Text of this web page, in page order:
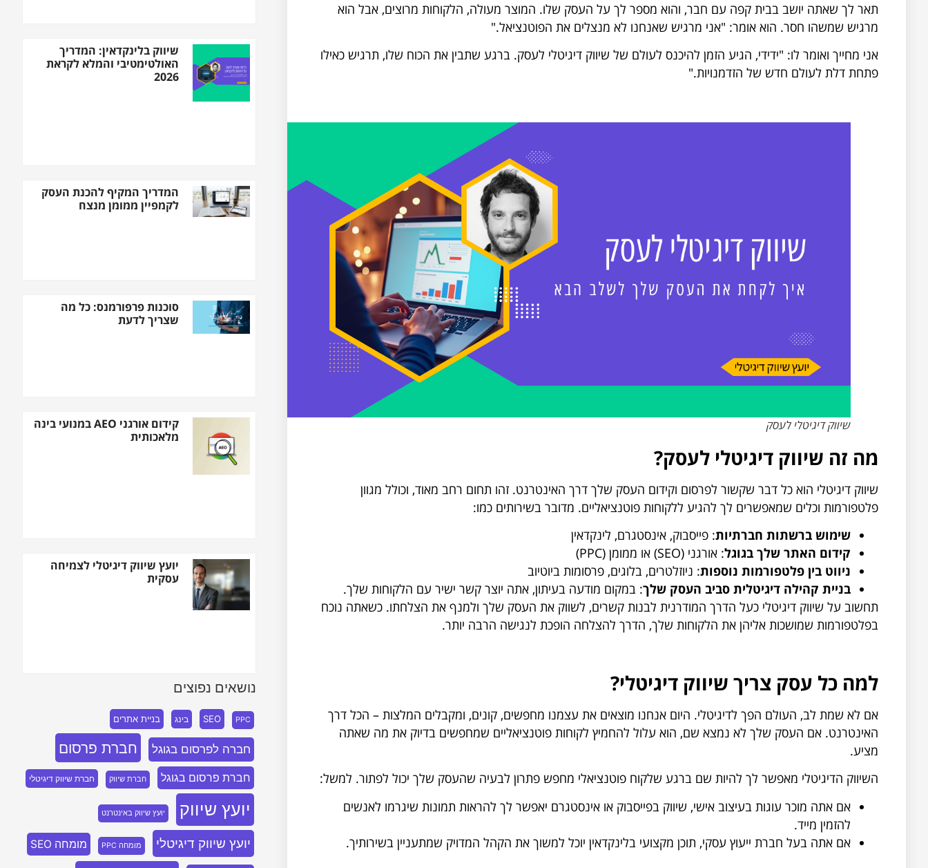
תאר לך שאתה יושב בבית קפה עם חבר, והוא מספר לך על העסק שלו. המוצר מעולה, הלקוחות מרוצים, אבל הוא
מרגיש שמשהו חסר. הוא אומר: "אני מרגיש שאנחנו לא מנצלים את הפוטנציאל."
אני מחייך ואומר לו: "ידידי, הגיע הזמן להיכנס לעולם של שיווק דיגיטלי לעסק. ברגע שתבין את הכוח שלו, תרגיש כאילו
פתחת דלת לעולם חדש של הזדמנויות."
שיווק דיגיטלי לעסק
מה זה שיווק דיגיטלי לעסק?
שיווק דיגיטלי הוא כל דבר שקשור לפרסום וקידום העסק שלך דרך האינטרנט. זהו תחום רחב מאוד, וכולל מגוון
פלטפורמות וכלים שמאפשרים לך להגיע ללקוחות פוטנציאליים. מדובר בשירותים כמו:
שימוש ברשתות חברתיות: פייסבוק, אינסטגרם, לינקדאין
קידום האתר שלך בגוגל: אורגני (SEO) או ממומן (PPC)
ניווט בין פלטפורמות נוספות: ניוזלטרים, בלוגים, פרסומות ביוטיוב
בניית קהילה דיגיטלית סביב העסק שלך: במקום מודעה בעיתון, אתה יוצר קשר ישיר עם הלקוחות שלך.
תחשוב על שיווק דיגיטלי כעל הדרך המודרנית לבנות קשרים, לשווק את העסק שלך ולמנף את הצלחתו. כשאתה נוכח
בפלטפורמות שמושכות אליהן את הלקוחות שלך, הדרך להצלחה הופכת לנגישה הרבה יותר.
למה כל עסק צריך שיווק דיגיטלי?
אם לא שמת לב, העולם הפך לדיגיטלי. היום אנחנו מוצאים את עצמנו מחפשים, קונים, ומקבלים המלצות – הכל דרך
האינטרנט. אם העסק שלך לא נמצא שם, הוא עלול להחמיץ לקוחות פוטנציאליים שמחפשים בדיוק את מה שאתה
מציע.
השיווק הדיגיטלי מאפשר לך להיות שם ברגע שלקוח פוטנציאלי מחפש פתרון לבעיה שהעסק שלך יכול לפתור. למשל:
אם אתה מוכר עוגות בעיצוב אישי, שיווק בפייסבוק או אינסטגרם יאפשר לך להראות תמונות שיגרמו לאנשים
להזמין מייד.
אם אתה בעל חברת ייעוץ עסקי, תוכן מקצועי בלינקדאין יוכל למשוך את הקהל המדויק שמתעניין בשירותיך.
שיווק בלינקדאין: המדריך
האולטימטיבי והמלא לקראת
2026
המדריך המקיף להכנת העסק
לקמפיין ממומן מנצח
סוכנות פרפורמנס: כל מה
שצריך לדעת
קידום אורגני AEO במנועי בינה
מלאכותית
יועץ שיווק דיגיטלי לצמיחה
עסקית
נושאים נפוצים
PPC
SEO בינג בניית אתרים
חברה לפרסום בגוגל חברת פרסום
חברת פרסום בגוגל חברת שיווק חברת שיווק דיגיטלי
יועץ שיווק יועץ שיווק באינטרנט
יועץ שיווק דיגיטלי מומחה PPC מומחה SEO